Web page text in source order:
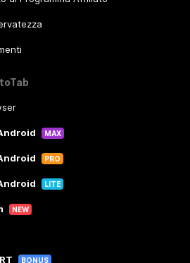
MAX
PRO
LITE
NEW
BONUS